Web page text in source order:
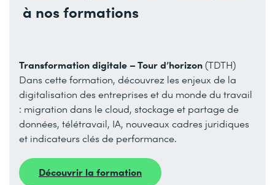
à nos formations
Transformation digitale – Tour d’horizon(TDTH)
Dans cette formation, découvrez les enjeux de la
digitalisation des entreprises et du monde du travail
: migration dans le cloud, stockage et partage de
données, télétravail, IA, nouveaux cadres juridiques
et indicateurs clés de performance.
Découvrir la formation